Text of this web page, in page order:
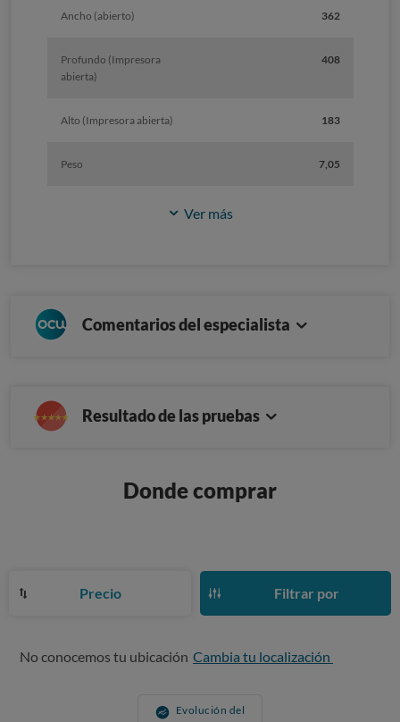
Ancho (abierto) 362
Profundo (Impresora
abierta)
408
Alto (Impresora abierta) 183
Peso 7,05
Ver más
Comentarios del especialista
Resultado de las pruebas
Donde comprar
Precio Filtrar por
No conocemos tu ubicación Cambia tu localización
Evolución del